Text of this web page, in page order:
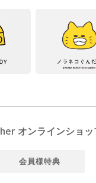
オンラインショッ
会員様特典